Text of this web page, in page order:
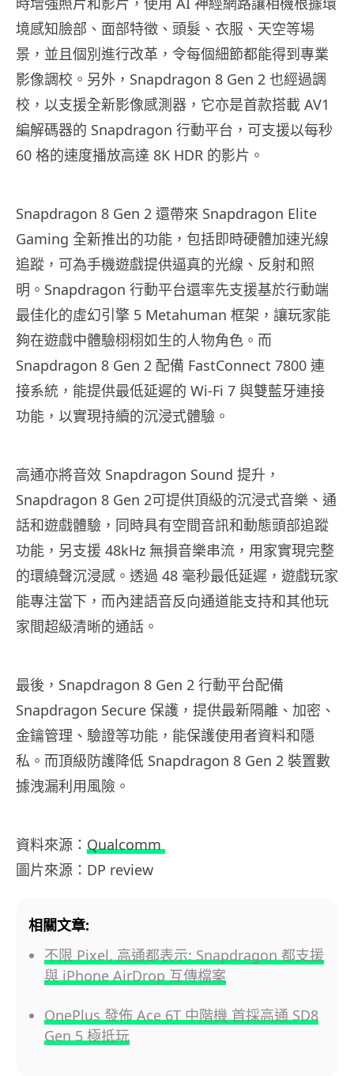
境感知臉部、面部特徵、頭髮、衣服、天空等場
景，並且個別進行改革，令每個細節都能得到專業
影像調校。另外，Snapdragon 8 Gen 2 也經過調
校，以支援全新影像感測器，它亦是首款搭載 AV1
編解碼器的 Snapdragon 行動平台，可支援以每秒
60 格的速度播放高達 8K HDR 的影片。
Snapdragon 8 Gen 2 還帶來 Snapdragon Elite
Gaming 全新推出的功能，包括即時硬體加速光線
追蹤，可為手機遊戲提供逼真的光線、反射和照
明。Snapdragon 行動平台還率先支援基於行動端
最佳化的虛幻引擎 5 Metahuman 框架，讓玩家能
夠在遊戲中體驗栩栩如生的人物角色。而
Snapdragon 8 Gen 2 配備 FastConnect 7800 連
接系統，能提供最低延遲的 Wi-Fi 7 與雙藍牙連接
功能，以實現持續的沉浸式體驗。
高通亦將音效 Snapdragon Sound 提升，
Snapdragon 8 Gen 2可提供頂級的沉浸式音樂、通
話和遊戲體驗，同時具有空間音訊和動態頭部追蹤
功能，另支援 48kHz 無損音樂串流，用家實現完整
的環繞聲沉浸感。透過 48 毫秒最低延遲，遊戲玩家
能專注當下，而內建語音反向通道能支持和其他玩
家間超級清晰的通話。
最後，Snapdragon 8 Gen 2 行動平台配備
Snapdragon Secure 保護，提供最新隔離、加密、
金鑰管理、驗證等功能，能保護使用者資料和隱
私。而頂級防護降低 Snapdragon 8 Gen 2 裝置數
據洩漏利用風險。
資料來源： Qualcomm
圖片來源：DP review
相關文章:
不限 Pixel, 高通都表示: Snapdragon 都支援
與 iPhone AirDrop 互傳檔案
OnePlus 發佈 Ace 6T 中階機 首採高通 SD8
Gen 5 極抵玩